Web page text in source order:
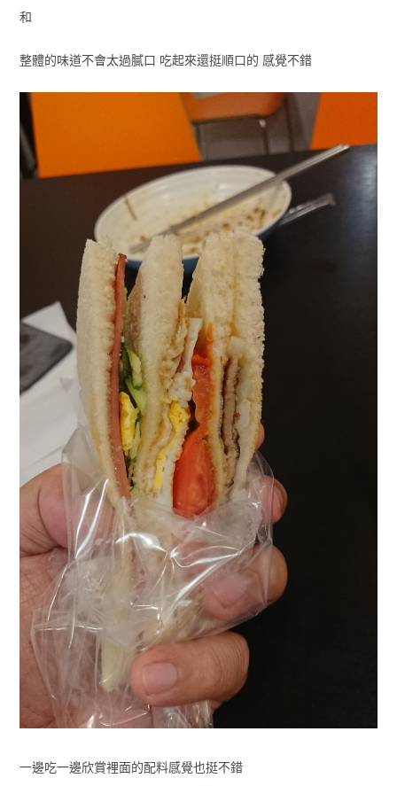
和
整體的味道不會太過膩口 吃起來還挺順口的 感覺不錯
一邊吃一邊欣賞裡面的配料感覺也挺不錯